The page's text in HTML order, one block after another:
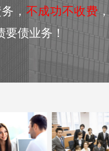
， 不成功不收费
债业务！